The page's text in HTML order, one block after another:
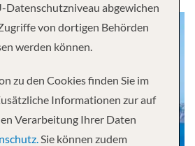
Datenschutzniveau abgewichen
von dortigen Behörden
werden können.
zu den Cookies finden Sie im
Informationen zur auf
Verarbeitung Ihrer Daten
Sie können zudem